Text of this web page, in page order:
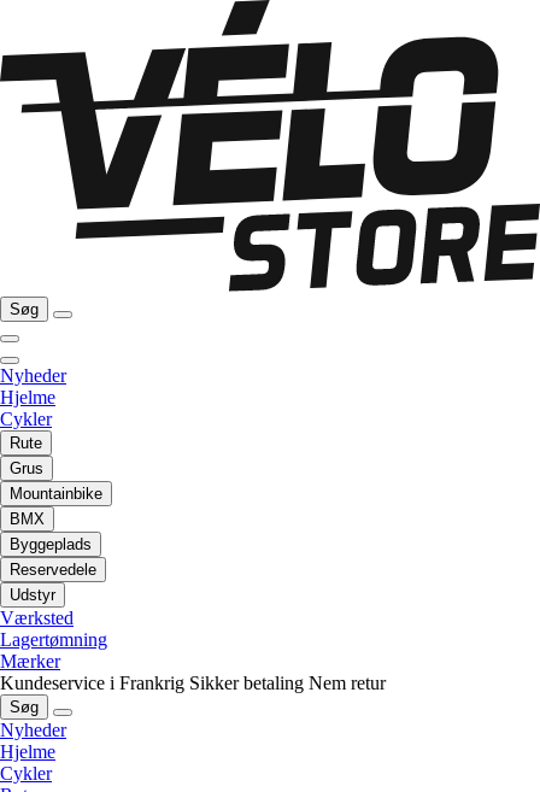
Søg
Nyheder
Hjelme
Cykler
Rute
Grus
Mountainbike
BMX
Byggeplads
Reservedele
Udstyr
Værksted
Lagertømning
Mærker
Kundeservice i Frankrig Sikker betaling Nem retur
Søg
Nyheder
Hjelme
Cykler